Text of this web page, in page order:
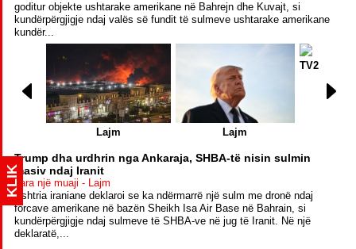
goditur objekte ushtarake amerikane në Bahrejn dhe Kuvajt, si
kundërpërgjigje ndaj valës së fundit të sulmeve ushtarake amerikane
kundër...
Lajm Lajm
TV21
Trump dha urdhrin nga Ankaraja, SHBA-të nisin sulmin
masiv ndaj Iranit
para një muaji - Lajm
Ushtria iraniane deklaroi se ka ndërmarrë një sulm me dronë ndaj
forcave amerikane në bazën Sheikh Isa Air Base në Bahrain, si
kundërpërgjigje ndaj sulmeve të SHBA-ve në jug të Iranit. Në një
deklaratë,...
KLIK